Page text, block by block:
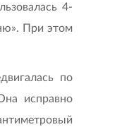
4-
При этом
по
исправно